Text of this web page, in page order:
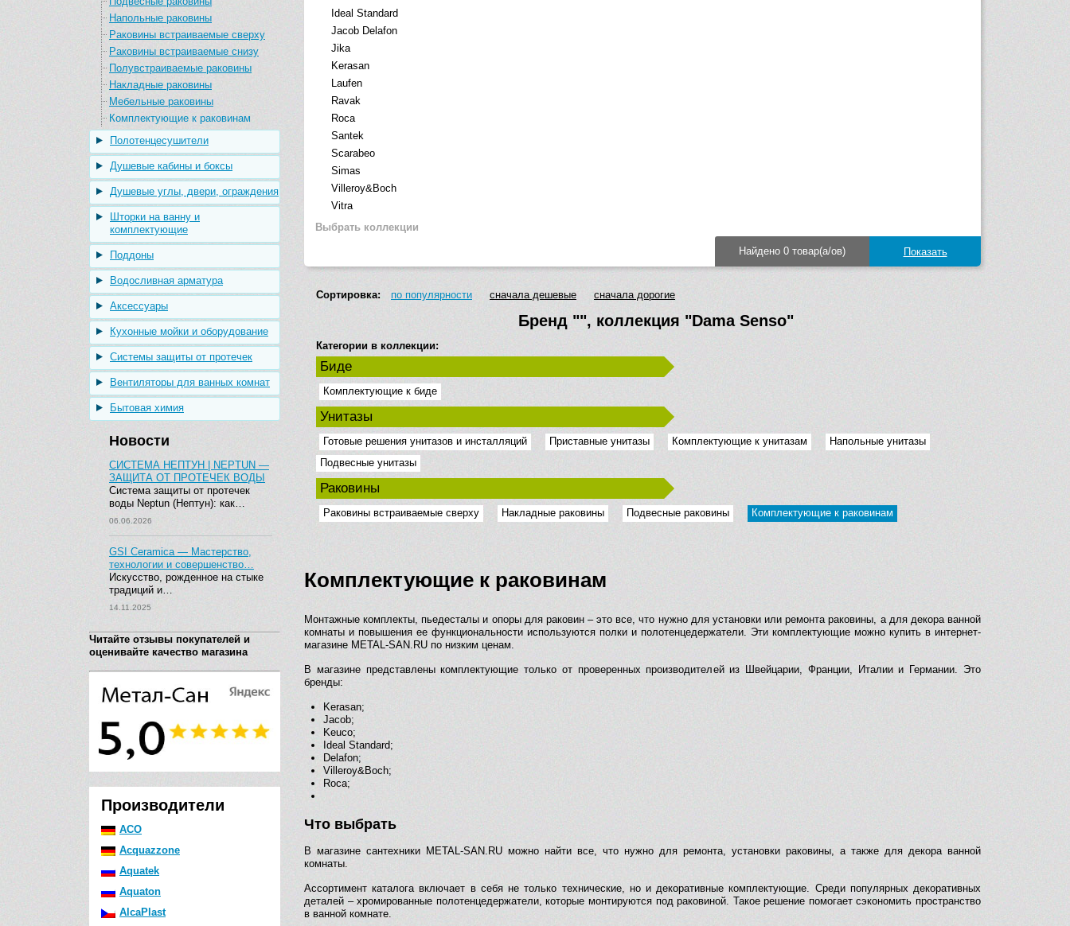
Напольные раковины
Раковины встраиваемые сверху
Раковины встраиваемые снизу
Полувстраиваемые раковины
Накладные раковины
Мебельные раковины
Комплектующие к раковинам
Полотенцесушители
Душевые кабины и боксы
Душевые углы, двери, ограждения
Шторки на ванну и
комплектующие
Поддоны
Водосливная арматура
Аксессуары
Кухонные мойки и оборудование
Системы защиты от протечек
Вентиляторы для ванных комнат
Бытовая химия
Новости
СИСТЕМА НЕПТУН | NEPTUN —
ЗАЩИТА ОТ ПРОТЕЧЕК ВОДЫ
Система защиты от протечек
воды Neptun (Нептун): как…
06.06.2026
GSI Ceramica — Мастерство,
технологии и совершенство…
Искусство, рожденное на стыке
традиций и…
14.11.2025
Читайте отзывы покупателей и
оценивайте качество магазина
Производители
ACO
Acquazzone
Aquatek
Aquaton
AlcaPlast
Ideal Standard
Jacob Delafon
Jika
Kerasan
Laufen
Ravak
Roca
Santek
Scarabeo
Simas
Villeroy&Boch
Vitra
Выбрать коллекции
Найдено 0 товар(а/ов)
Сортировка: по популярности сначала дешевые сначала дорогие
Бренд "", коллекция "Dama Senso"
Категории в коллекции:
Биде
Комплектующие к биде
Унитазы
Готовые решения унитазов и инсталляций Приставные унитазы Комплектующие к унитазам
Напольные унитазы
Подвесные унитазы
Раковины
Раковины встраиваемые сверху Накладные раковины Подвесные раковины Комплектующие к раковинам
Комплектующие к раковинам
Монтажные комплекты, пьедесталы и опоры для раковин – это все, что нужно для установки или ремонта раковины, а для декора ванной
комнаты и повышения ее функциональности используются полки и полотенцедержатели. Эти комплектующие можно купить в интернет-
магазине METAL-SAN.RU по низким ценам.
В магазине представлены комплектующие только от проверенных производителей из Швейцарии, Франции, Италии и Германии. Это
бренды:
Kerasan;
Jacob;
Keuco;
Ideal Standard;
Delafon;
Villeroy&Boch;
Roca;
Что выбрать
В магазине сантехники METAL-SAN.RU можно найти все, что нужно для ремонта, установки раковины, а также для декора ванной
комнаты.
Ассортимент каталога включает в себя не только технические, но и декоративные комплектующие. Среди популярных декоративных
деталей – хромированные полотенцедержатели, которые монтируются под раковиной. Такое решение помогает сэкономить пространство
в ванной комнате.